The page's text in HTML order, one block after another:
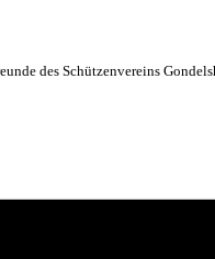
des Schützenvereins